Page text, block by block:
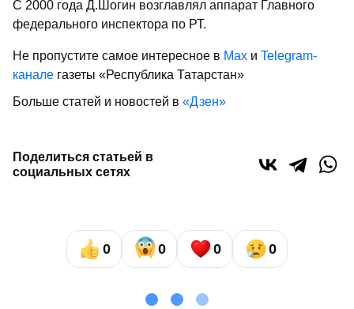
С 2000 года Д.Шогин возглавлял аппарат Главного
федерального инспектора по РТ.
Не пропустите самое интересное в Max и Telegram-
канале газеты «Республика Татарстан»
Больше статей и новостей в «Дзен»
Поделиться статьей в
социальных сетях
0 0 0 0